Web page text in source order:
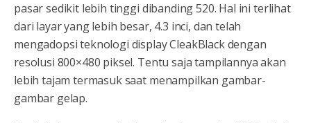
pasar sedikit lebih tinggi dibanding 520. Hal ini terlihat
dari layar yang lebih besar, 4.3 inci, dan telah
mengadopsi teknologi display CleakBlack dengan
resolusi 800×480 piksel. Tentu saja tampilannya akan
lebih tajam termasuk saat menampilkan gambar-
gambar gelap.